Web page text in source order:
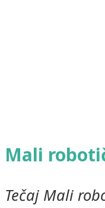
Mali
Tečaj Mali